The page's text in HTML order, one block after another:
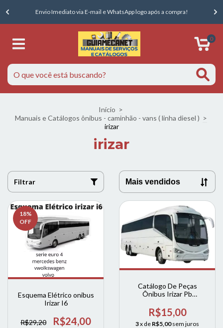
Envio Imediato via E-mail e WhatsApp logo após a compra!
0
Início >
Manuais e Catálogos ônibus - caminhão - vans ( linha diesel ) >
irizar
irizar
Filtrar
18%
OFF
Esquema Elétrico onibus
Irizar I6
R$29,20 R$24,00
Catálogo De Peças
Ônibus Irizar Pb
R$15,00
3x de R$5,00 sem juros